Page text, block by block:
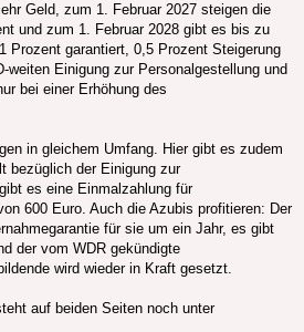
Geld, zum 1. Februar 2027 steigen die
und zum 1. Februar 2028 gibt es bis zu
Prozent garantiert, 0,5 Prozent Steigerung
weiten Einigung zur Personalgestellung und
bei einer Erhöhung des
in gleichem Umfang. Hier gibt es zudem
bezüglich der Einigung zur
es eine Einmalzahlung für
600 Euro. Auch die Azubis profitieren: Der
für sie um ein Jahr, es gibt
der vom WDR gekündigte
wird wieder in Kraft gesetzt.
auf beiden Seiten noch unter